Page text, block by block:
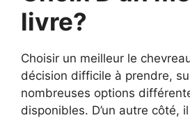
livre?
Choisir un meilleur le
décision difficile à prendre,
nombreuses options
disponibles. D’un autre côté, il